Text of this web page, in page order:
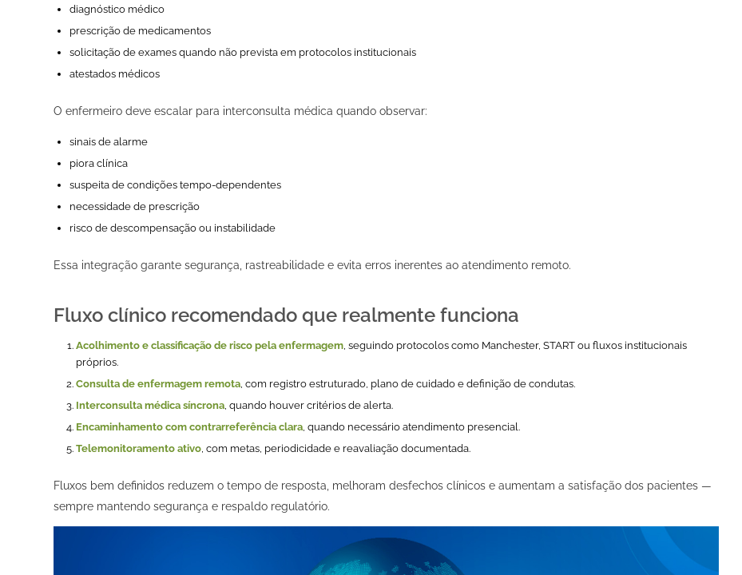
diagnóstico médico
prescrição de medicamentos
solicitação de exames quando não prevista em protocolos institucionais
atestados médicos
O enfermeiro deve escalar para interconsulta médica quando observar:
sinais de alarme
piora clínica
suspeita de condições tempo-dependentes
necessidade de prescrição
risco de descompensação ou instabilidade
Essa integração garante segurança, rastreabilidade e evita erros inerentes ao atendimento remoto.
Fluxo clínico recomendado que realmente funciona
Acolhimento e classificação de risco pela enfermagem , seguindo protocolos como Manchester, START ou fluxos institucionais
próprios.
Consulta de enfermagem remota , com registro estruturado, plano de cuidado e definição de condutas.
Interconsulta médica síncrona , quando houver critérios de alerta.
Encaminhamento com contrarreferência clara , quando necessário atendimento presencial.
Telemonitoramento ativo , com metas, periodicidade e reavaliação documentada.
Fluxos bem definidos reduzem o tempo de resposta, melhoram desfechos clínicos e aumentam a satisfação dos pacientes —
sempre mantendo segurança e respaldo regulatório.